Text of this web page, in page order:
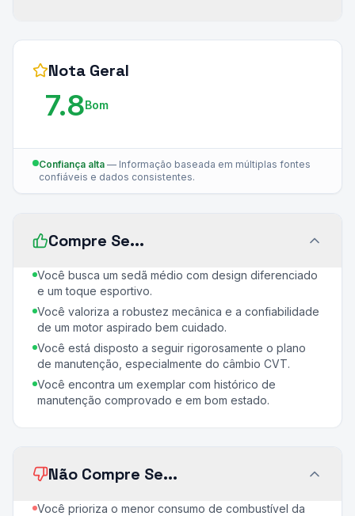
Nota Geral
7.8Bom
Confiança alta — Informação baseada em múltiplas fontes
confiáveis e dados consistentes.
Compre Se...
Você busca um sedã médio com design diferenciado
e um toque esportivo.
Você valoriza a robustez mecânica e a confiabilidade
de um motor aspirado bem cuidado.
Você está disposto a seguir rigorosamente o plano
de manutenção, especialmente do câmbio CVT.
Você encontra um exemplar com histórico de
manutenção comprovado e em bom estado.
Não Compre Se...
Você prioriza o menor consumo de combustível da